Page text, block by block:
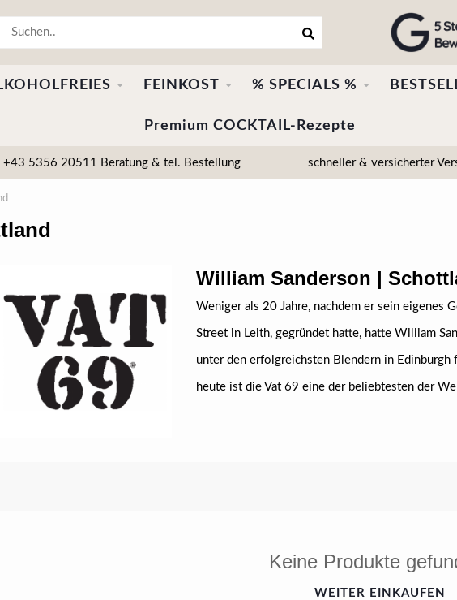
FEINKOST % SPECIALS %
Premium COCKTAIL-Rezepte
+43 5356 20511 Beratung & tel. Bestellung schneller & versicherter
William Sanderson |
Weniger als 20 Jahre, nachdem er sein eigenes
Street in Leith, gegründet hatte, hatte William
unter den erfolgreichsten Blendern in
heute ist die Vat 69 eine der beliebtesten der
Keine Produkte
WEITER EINKAUFEN